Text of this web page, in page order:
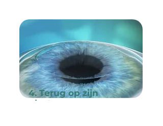
4. Terug op zijn
plaats